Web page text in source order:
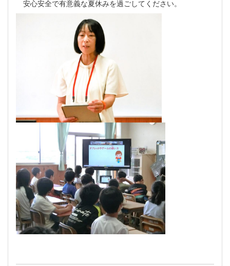
安心安全で有意義な夏休みを過ごしてください。